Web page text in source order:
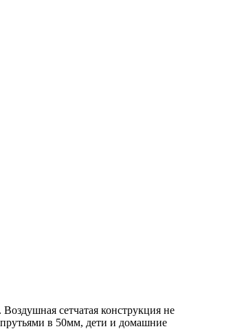
сетчатая конструкция не
прутьями в 50мм, дети и домашние